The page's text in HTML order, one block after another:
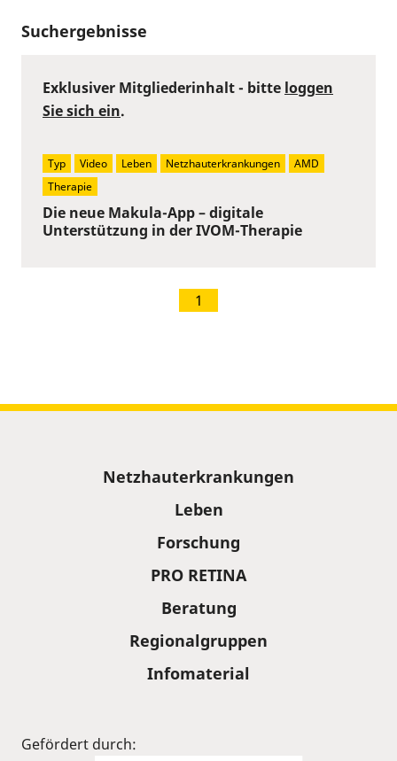
Suchergebnisse
Die neue Makula-App – digitale
Unterstützung in der IVOM-Therapie
Exklusiver Mitgliederinhalt - bitte loggen
Sie sich ein.
Typ Video Leben Netzhauterkrankungen
AMD
Therapie
1
Netzhauterkrankungen
Leben
Forschung
PRO RETINA
Beratung
Regionalgruppen
Infomaterial
Gefördert durch: